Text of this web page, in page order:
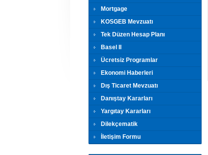
Mortgage
KOSGEB Mevzuatı
Tek Düzen Hesap Planı
Basel II
Ücretsiz Programlar
Ekonomi Haberleri
Dış Ticaret Mevzuatı
Danıştay Kararları
Yargıtay Kararları
Dilekçematik
İletişim Formu